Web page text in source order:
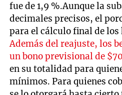
fue de 1,9 %.Aunque la
decimales precisos, el
para el cálculo final de los
Además del reajuste, los
un bono previsional de
en su totalidad para
mínimos. Para quienes